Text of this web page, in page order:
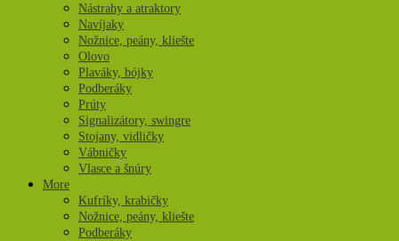
Nástrahy a atraktory
Navíjaky
Nožnice, peány, kliešte
Olovo
Plaváky, bójky
Podberáky
Prúty
Signalizátory, swingre
Stojany, vidličky
Vábničky
Vlasce a šnúry
More
Kufríky, krabičky
Nožnice, peány, kliešte
Podberáky